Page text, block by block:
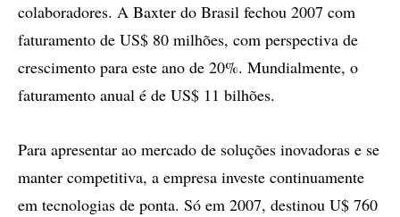
colaboradores. A Baxter do Brasil fechou 2007 com
faturamento de US$ 80 milhões, com perspectiva de
crescimento para este ano de 20%. Mundialmente, o
faturamento anual é de US$ 11 bilhões.
Para apresentar ao mercado de soluções inovadoras e se
manter competitiva, a empresa investe continuamente
em tecnologias de ponta. Só em 2007, destinou U$ 760